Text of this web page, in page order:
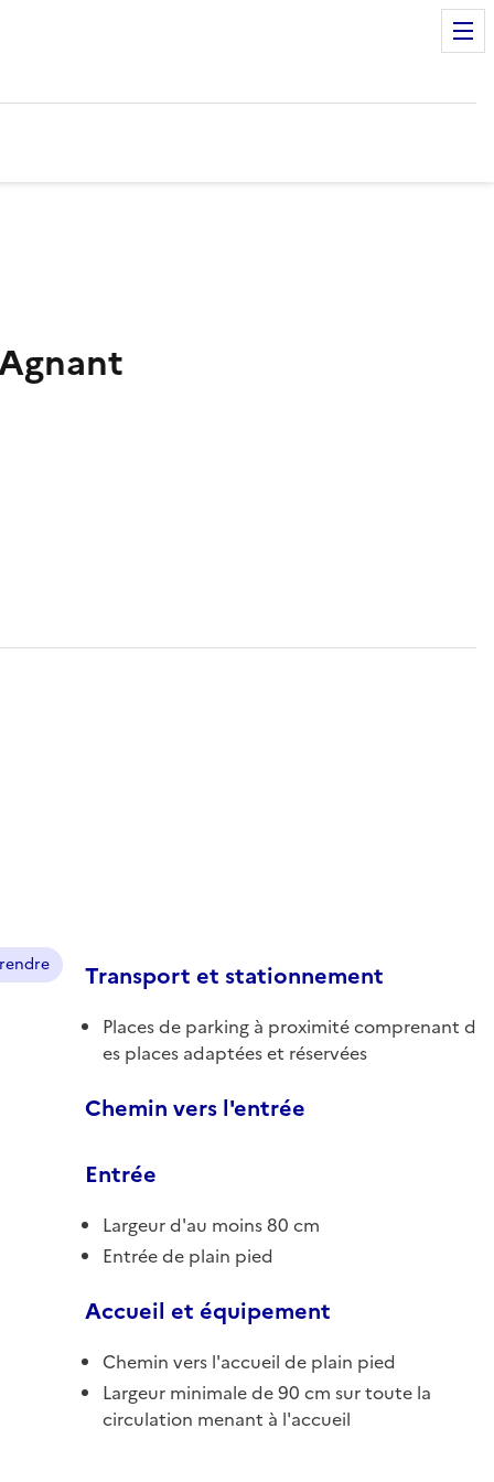
Transport et stationnement
Places de parking à proximité comprenant d
es places adaptées et réservées
Chemin vers l'entrée
Entrée
Largeur d'au moins 80 cm
Entrée de plain pied
Accueil et équipement
Chemin vers l'accueil de plain pied
Largeur minimale de 90 cm sur toute la
circulation menant à l'accueil